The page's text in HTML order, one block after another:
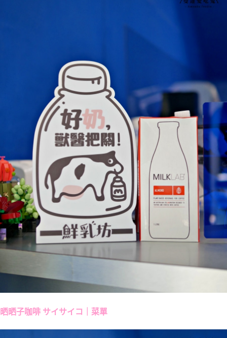
晒晒子咖啡 サイサイコ｜菜單